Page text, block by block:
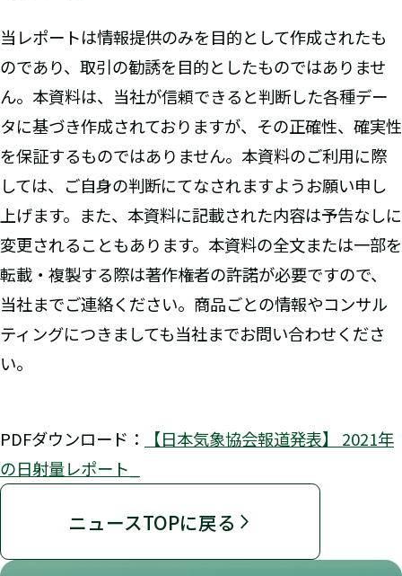
当レポートは情報提供のみを目的として作成されたも
のであり、取引の勧誘を目的としたものではありませ
ん。本資料は、当社が信頼できると判断した各種デー
タに基づき作成されておりますが、その正確性、確実性
を保証するものではありません。本資料のご利用に際
しては、ご自身の判断にてなされますようお願い申し
上げます。また、本資料に記載された内容は予告なしに
変更されることもあります。本資料の全文または一部を
転載・複製する際は著作権者の許諾が必要ですので、
当社までご連絡ください。商品ごとの情報やコンサル
ティングにつきましても当社までお問い合わせくださ
い。
PDFダウンロード：
【日本気象協会報道発表】 2021年
の日射量レポート_
ニュースTOPに戻る